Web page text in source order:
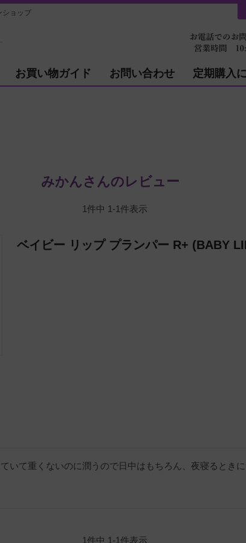
ショップ
お買い物ガイド お問い合わせ 定期購入
みかんさんのレビュー
1件中 1-1件表示
ベイビー リップ プランパー R+ (BABY
いて重くないのに潤うので日中はもちろん、夜寝るとき
1件中 1-1件表示